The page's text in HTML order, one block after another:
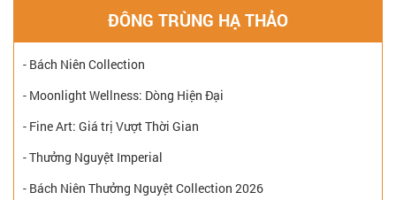
ĐÔNG TRÙNG HẠ THẢO
- Bách Niên Collection
- Moonlight Wellness: Dòng Hiện Đại
- Fine Art: Giá trị Vượt Thời Gian
- Thưởng Nguyệt Imperial
- Bách Niên Thưởng Nguyệt Collection 2026